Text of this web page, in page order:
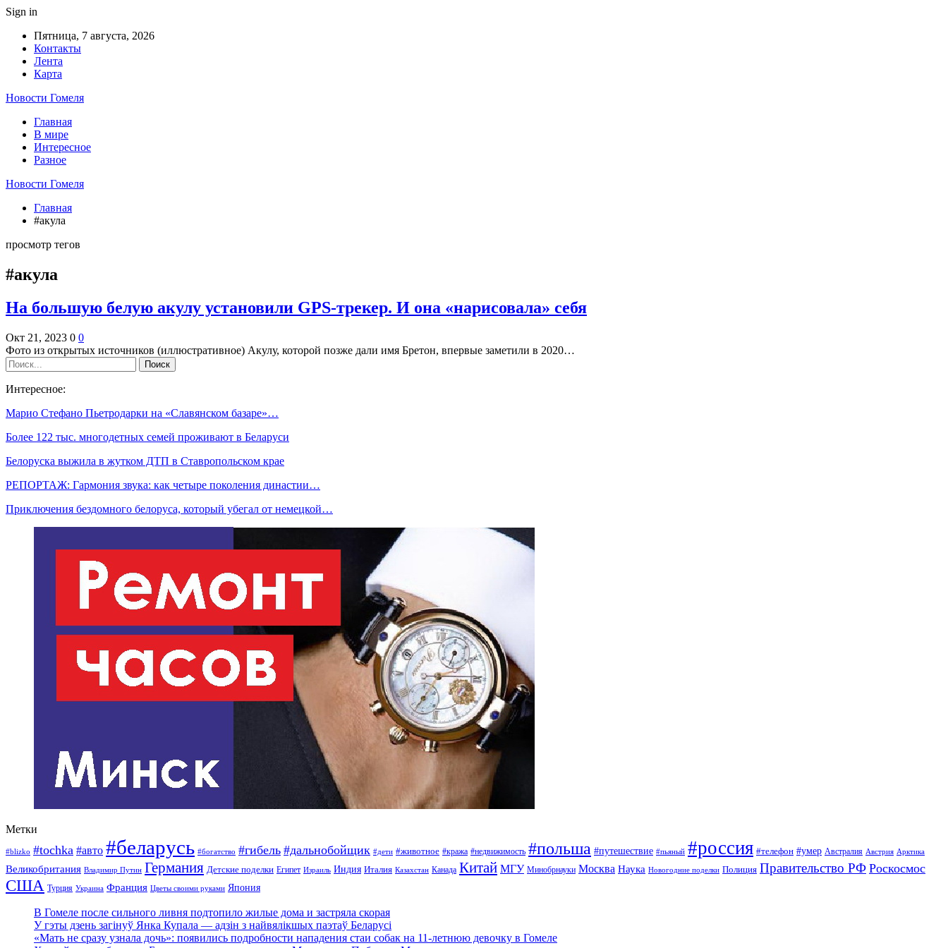
Sign in
Пятница, 7 августа, 2026
Контакты
Лента
Карта
Новости Гомеля
Главная
В мире
Интересное
Разное
Новости Гомеля
Главная
#акула
просмотр тегов
#акула
На большую белую акулу установили GPS-трекер. И она «нарисовала» себя
Окт 21, 2023 0 0
Фото из открытых источников (иллюстративное) Акулу, которой позже дали имя Бретон, впервые заметили в 2020…
Интересное:
Марио Стефано Пьетродарки на «Славянском базаре»…
Более 122 тыс. многодетных семей проживают в Беларуси
Белоруска выжила в жутком ДТП в Ставропольском крае
РЕПОРТАЖ: Гармония звука: как четыре поколения династии…
Приключения бездомного белоруса, который убегал от немецкой…
Метки
#blizko #tochka #авто #беларусь #богатство #гибель #дальнобойщик #дети #животное #кража #недвижимость #польша #путешествие #пьяный #россия #телефон #умер Австралия Австрия Арктика
Великобритания Владимир Путин Германия Детские поделки Египет Израиль Индия Италия Казахстан Канада Китай МГУ Минобрнауки Москва Наука Новогодние поделки Полиция Правительство РФ Роскосмос
США Турция Украина Франция Цветы своими руками Япония
В Гомеле после сильного ливня подтопило жилые дома и застряла скорая
У гэты дзень загінуў Янка Купала — адзін з найвялікшых паэтаў Беларусі
«Мать не сразу узнала дочь»: появились подробности нападения стаи собак на 11-летнюю девочку в Гомеле